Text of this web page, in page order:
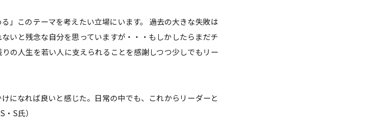
」このテーマを考えたい立場にいます。 過去の大きな失敗は
いと残念な自分を思っていますが・・・もしかしたらまだチ
の人生を若い人に支えられることを感謝しつつ少しでもリー
になれば良いと感じた。日常の中でも、これからリーダーと
S氏）